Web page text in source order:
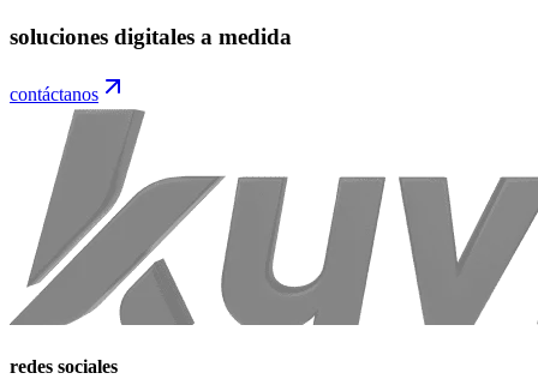
soluciones digitales a medida
contáctanos
redes sociales